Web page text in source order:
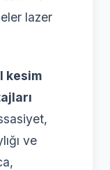
lazer
kesim
ve